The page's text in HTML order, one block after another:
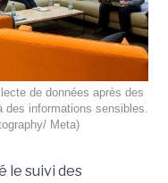
de données après des
des informations sensibles.
Meta)
le suivi des